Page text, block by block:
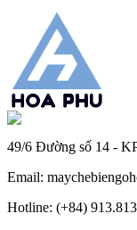
49/6 Đường số 14 -
Email:
Hotline: (+84)